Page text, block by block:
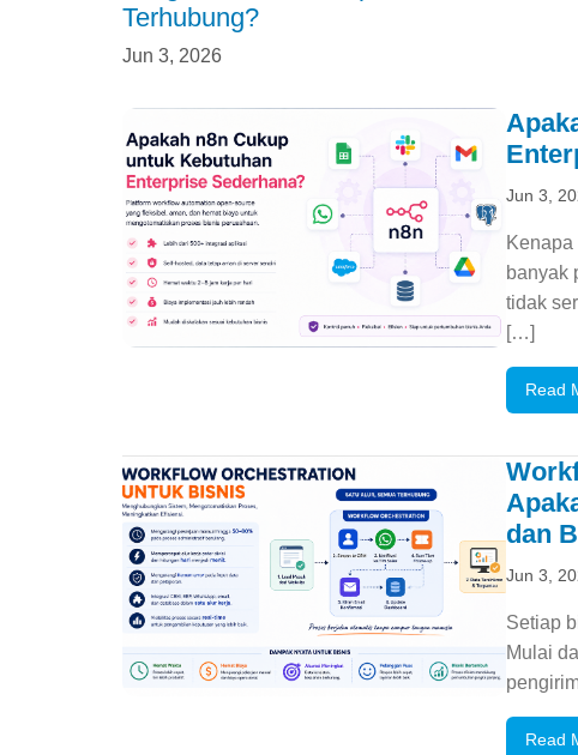
Terhubung?
Jun 3, 2026
Jun 3,
banyak
tidak
[…]
Read
dan
Jun 3,
Setiap
Mulai
Read